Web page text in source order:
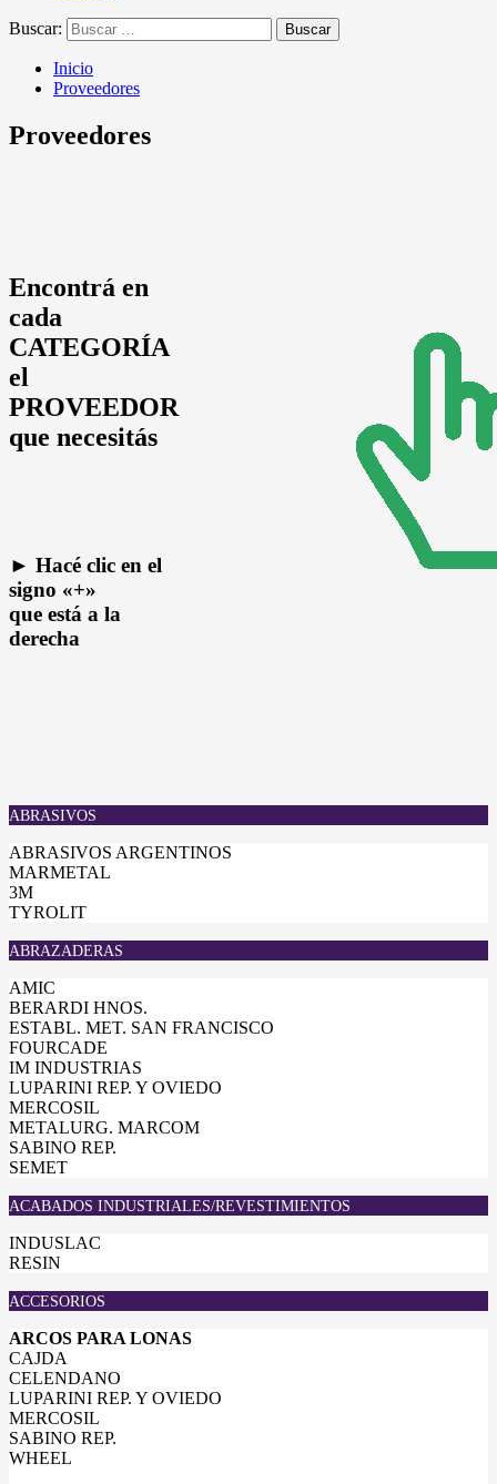
Buscar:
Inicio
Proveedores
Proveedores
Encontrá en
cada
CATEGORÍA
el
PROVEEDOR
que necesitás
► Hacé clic en el
signo «+»
que está a la
derecha
ABRASIVOS
ABRASIVOS ARGENTINOS
MARMETAL
3M
TYROLIT
ABRAZADERAS
AMIC
BERARDI HNOS.
ESTABL. MET. SAN FRANCISCO
FOURCADE
IM INDUSTRIAS
LUPARINI REP. Y OVIEDO
MERCOSIL
METALURG. MARCOM
SABINO REP.
SEMET
ACABADOS INDUSTRIALES/REVESTIMIENTOS
INDUSLAC
RESIN
ACCESORIOS
ARCOS PARA LONAS
CAJDA
CELENDANO
LUPARINI REP. Y OVIEDO
MERCOSIL
SABINO REP.
WHEEL